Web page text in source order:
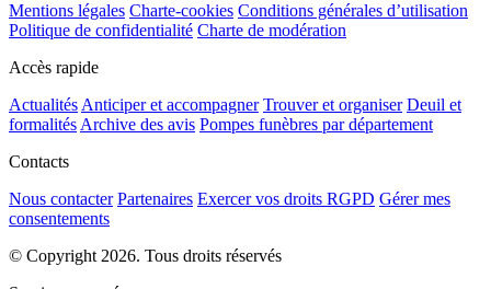
Mentions légales Charte-cookies Conditions générales d’utilisation
Politique de confidentialité Charte de modération
Accès rapide
Actualités Anticiper et accompagner Trouver et organiser Deuil et
formalités Archive des avis Pompes funèbres par département
Contacts
Nous contacter Partenaires Exercer vos droits RGPD Gérer mes
consentements
© Copyright 2026. Tous droits réservés